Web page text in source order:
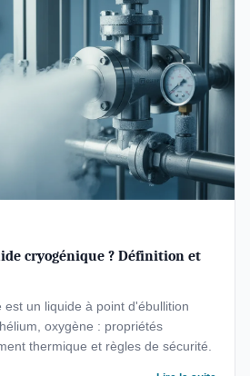
cryogénique ? Définition et
est un liquide à point d'ébullition
oxygène : propriétés
thermique et règles de sécurité.